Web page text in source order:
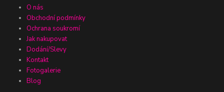
O nás
Obchodní podmínky
Ochrana soukromí
Jak nakupovat
Dodání/Slevy
Kontakt
Fotogalerie
Blog